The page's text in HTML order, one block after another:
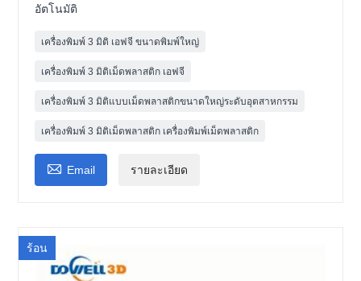
อัตโนมัติ
เครื่องพิมพ์ 3 มิติ เอฟจี ขนาดพิมพ์ใหญ่
เครื่องพิมพ์ 3 มิติเม็ดพลาสติก เอฟจี
เครื่องพิมพ์ 3 มิติแบบเม็ดพลาสติกขนาดใหญ่ระดับอุตสาหกรรม
เครื่องพิมพ์ 3 มิติเม็ดพลาสติก เครื่องพิมพ์เม็ดพลาสติก
 Email รายละเอียด
ร้อน